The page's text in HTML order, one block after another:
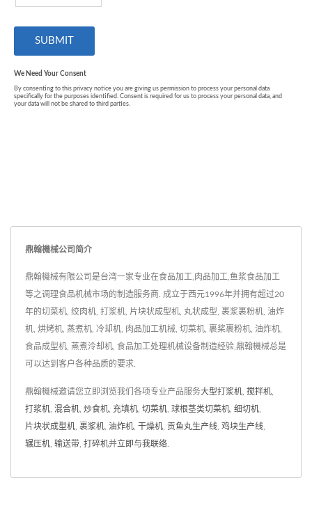
鼎翰機械公司简介
鼎翰機械有限公司是台湾一家专业在食品加工,肉品加工,鱼浆食品加工
等之调理食品机械市场的制造服务商. 成立于西元1996年并拥有超过20
年的切菜机, 绞肉机, 打浆机, 片块状成型机, 丸状成型, 裹浆裹粉机, 油炸
机, 烘烤机, 蒸煮机, 冷却机, 肉品加工机械, 切菜机, 裹桨裹粉机, 油炸机,
食品成型机, 蒸煮泠却机, 食品加工处理机械设备制造经验,鼎翰機械总是
可以达到客户各种品质的要求.
鼎翰機械邀请您立即浏览我们各项专业产品服务大型打浆机 搅拌机
打浆机 混合机 炒食机 充填机 切菜机 球根茎类切菜机 细切机
片块状成型机 裹浆机 油炸机 干燥机 贡鱼丸生产线 鸡块生产线
辗压机 输送带 打碎机并 立即与我联络